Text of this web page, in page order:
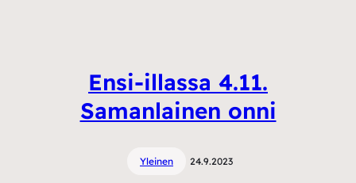
Ensi-illassa 4.11.
Samanlainen onni
Yleinen 24.9.2023